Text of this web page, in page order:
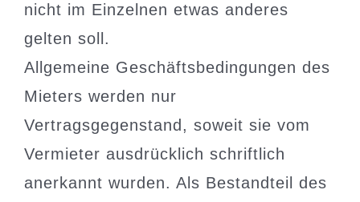
nicht im Einzelnen etwas anderes
gelten soll.
Allgemeine Geschäftsbedingungen des
Mieters werden nur
Vertragsgegenstand, soweit sie vom
Vermieter ausdrücklich schriftlich
anerkannt wurden. Als Bestandteil des